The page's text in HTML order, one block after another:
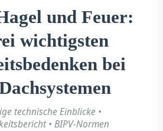
und Feuer:
wichtigsten
bei
technische Einblicke •
• BIPV-Normen